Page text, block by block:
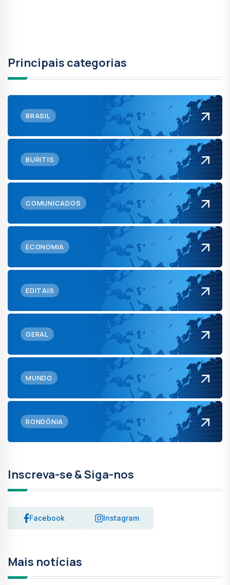
Principais categorias
BRASIL
BURITIS
COMUNICADOS
ECONOMIA
EDITAIS
GERAL
MUNDO
RONDÔNIA
Inscreva-se & Siga-nos
Facebook Instagram
Mais notícias